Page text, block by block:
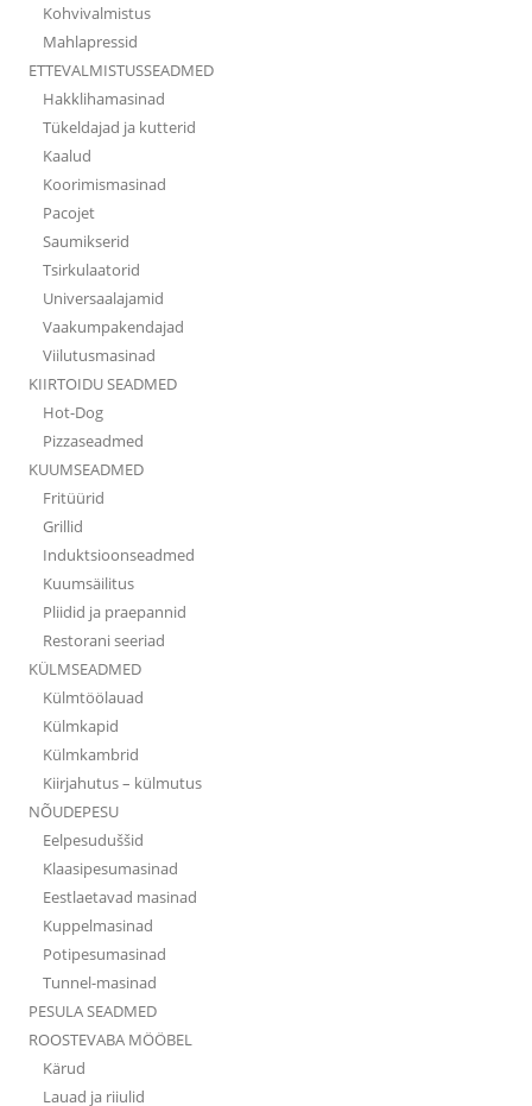
Kohvivalmistus
Mahlapressid
ETTEVALMISTUSSEADMED
Hakklihamasinad
Tükeldajad ja kutterid
Kaalud
Koorimismasinad
Pacojet
Saumikserid
Tsirkulaatorid
Universaalajamid
Vaakumpakendajad
Viilutusmasinad
KIIRTOIDU SEADMED
Hot-Dog
Pizzaseadmed
KUUMSEADMED
Fritüürid
Grillid
Induktsioonseadmed
Kuumsäilitus
Pliidid ja praepannid
Restorani seeriad
KÜLMSEADMED
Külmtöölauad
Külmkapid
Külmkambrid
Kiirjahutus – külmutus
NÕUDEPESU
Eelpesuduššid
Klaasipesumasinad
Eestlaetavad masinad
Kuppelmasinad
Potipesumasinad
Tunnel-masinad
PESULA SEADMED
ROOSTEVABA MÖÖBEL
Kärud
Lauad ja riiulid